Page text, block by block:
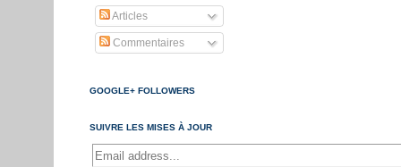
Articles
Commentaires
GOOGLE+ FOLLOWERS
SUIVRE LES MISES À JOUR